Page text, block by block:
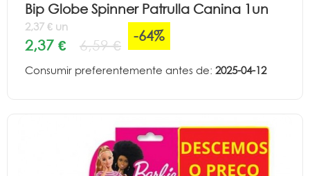
Bip Globe Spinner Patrulla Canina 1un
2,37 € un
2,37 € 6,59 €
-64%
Consumir preferentemente antes de: 2025-04-12